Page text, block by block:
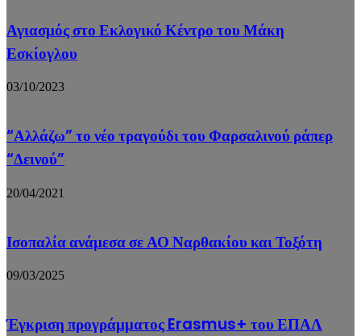
Αγιασμός στο Εκλογικό Κέντρο του Μάκη
Εσκίογλου
03/10/2023
“Αλλάζω” το νέο τραγούδι του Φαρσαλινού ράπερ
“Δεινού”
20/04/2021
Ισοπαλία ανάμεσα σε ΑΟ Ναρθακίου και Τοξότη
09/03/2025
Έγκριση προγράμματος Erasmus+ του ΕΠΑΛ